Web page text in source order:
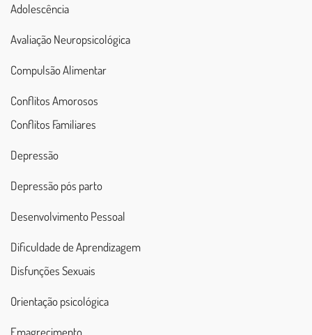
Adolescência
Avaliação Neuropsicológica
Compulsão Alimentar
Conflitos Amorosos
Conflitos Familiares
Depressão
Depressão pós parto
Desenvolvimento Pessoal
Dificuldade de Aprendizagem
Disfunções Sexuais
Orientação psicológica
Emagrecimento